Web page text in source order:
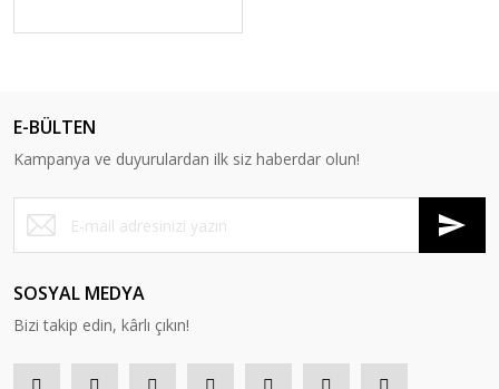
E-BÜLTEN
Kampanya ve duyurulardan ilk siz haberdar olun!
SOSYAL MEDYA
Bizi takip edin, kârlı çıkın!